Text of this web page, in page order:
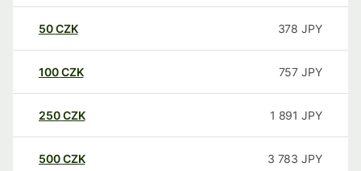
50CZK 378 JPY
100CZK 757 JPY
250CZK 1 891 JPY
500CZK 3 783 JPY